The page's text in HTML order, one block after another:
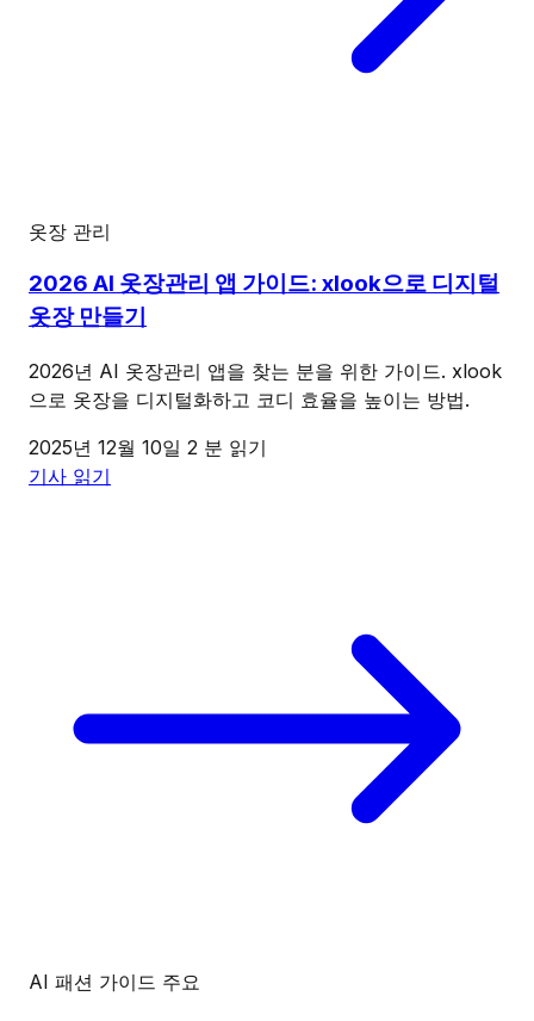
옷장 관리
2026 AI 옷장관리 앱 가이드: xlook으로 디지털
옷장 만들기
2026년 AI 옷장관리 앱을 찾는 분을 위한 가이드. xlook
으로 옷장을 디지털화하고 코디 효율을 높이는 방법.
2025년 12월 10일 2 분 읽기
기사 읽기
AI 패션 가이드 주요